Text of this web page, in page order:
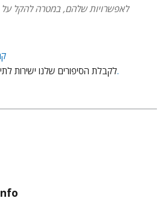
לאפשרויות שלהם, במטרה להקל על
לקבלת הסיפורים שלנו ישירותהירשם כאן.